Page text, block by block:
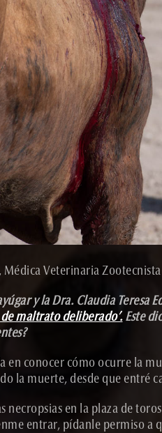
Médica Veterinaria
y la Dra. Claudia Teresa
maltrato deliberado’.Este
en conocer cómo ocurre la
la muerte, desde que entré
necropsias en la plaza de
entrar, pídanle permiso